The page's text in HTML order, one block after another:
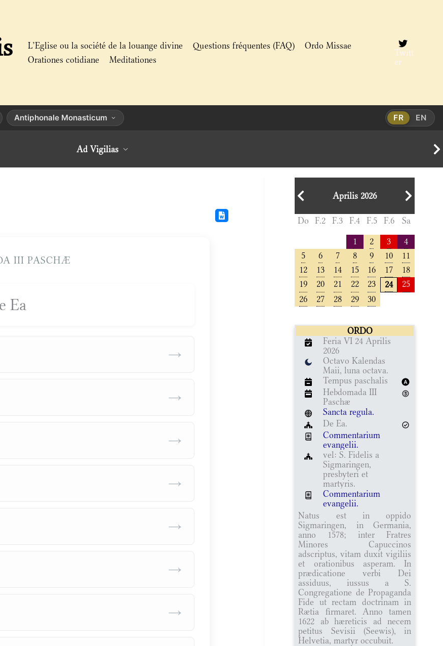
L’Eglise ou la société de la louange divine Questions fréquentes (FAQ)
Ordo Missae
Orationes cotidiane
Meditationes
Twitt
er
Antiphonale Monasticum FR EN
Ad Vigilias
III PASCHÆ
Ea
→
→
→
→
→
→
→
Aprilis 2026
Do F.2 F.3 F.4 F.5 F.6 Sa
1 2 3
4
5
6 7 8 9 10
11
12
13 14 15 16 17
18
19
20 21 22 23 24
25
26
27 28 29 30
ORDO
Feria VI 24 Aprilis
2026
Octavo Kalendas
Maii, luna octava.
Tempus paschalis
Hebdomada III
Paschæ
Sancta regula.
De Ea.
Commentarium
evangelii.
vel: S. Fidelis a
Sigmaringen,
presbyteri et
martyris.
Commentarium
evangelii.
Natus est in oppido
Sigmaringen, in Germania,
anno 1578; inter Fratres
Minores Capuccinos
adscriptus, vitam duxit vigiliis
et orationibus asperam. In
prædicatione verbi Dei
assiduus, iussus a S.
Congregatione de Propaganda
Fide ut rectam doctrinam in
Rætia firmaret. Anno tamen
1622 ab hæreticis ad necem
petitus Sevisii (Seewis), in
Helvetia, martyr occubuit.